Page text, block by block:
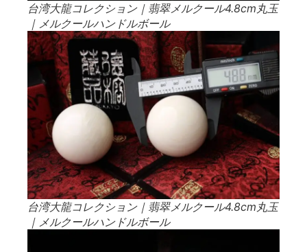
台湾大龍コレクション｜翡翠メルクール4.8cm丸玉
｜メルクールハンドルボール
台湾大龍コレクション｜翡翠メルクール4.8cm丸玉
｜メルクールハンドルボール